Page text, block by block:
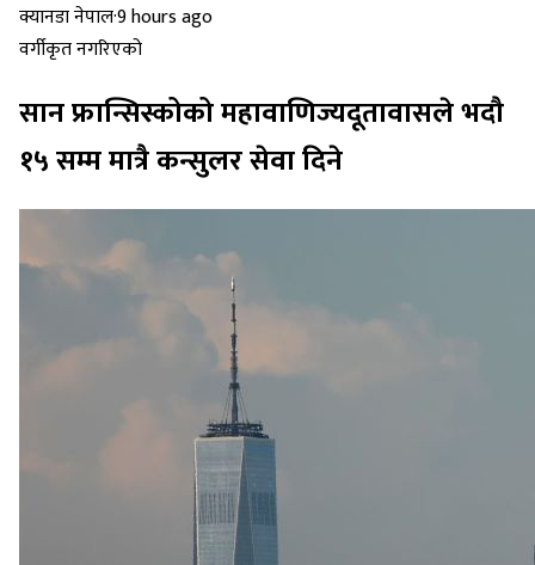
क्यानडा नेपाल·9 hours ago
वर्गीकृत नगरिएको
सान फ्रान्सिस्कोको महावाणिज्यदूतावासले भदौ
१५ सम्म मात्रै कन्सुलर सेवा दिने